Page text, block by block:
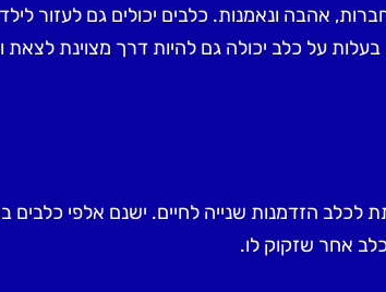
אהבה ונאמנות. כלבים יכולים גם לעזור
על כלב יכולה גם להיות דרך מצוינת לצאת
לכלב הזדמנות שנייה לחיים. ישנם אלפי
אחר שזקוק לו.